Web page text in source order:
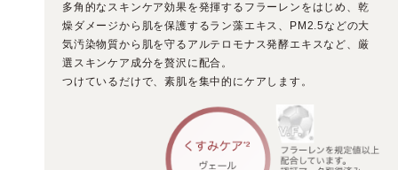
多角的なスキンケア効果を発揮するフラーレンをはじめ、乾
燥ダメージから肌を保護するラン藻エキス、PM2.5などの大
気汚染物質から肌を守るアルテロモナス発酵エキスなど、厳
選スキンケア成分を贅沢に配合。
つけているだけで、素肌を集中的にケアします。